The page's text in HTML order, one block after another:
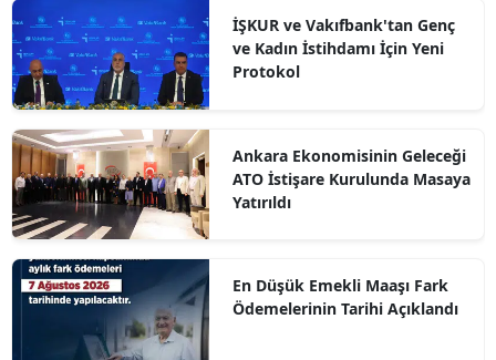
İŞKUR ve Vakıfbank'tan Genç
ve Kadın İstihdamı İçin Yeni
Protokol
Ankara Ekonomisinin Geleceği
ATO İstişare Kurulunda Masaya
Yatırıldı
En Düşük Emekli Maaşı Fark
Ödemelerinin Tarihi Açıklandı